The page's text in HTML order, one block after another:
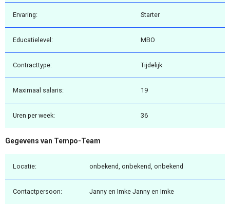
Ervaring: Starter
Educatielevel: MBO
Contracttype: Tijdelijk
Maximaal salaris: 19
Uren per week: 36
Gegevens van Tempo-Team
Locatie: onbekend, onbekend, onbekend
Contactpersoon: Janny en Imke Janny en Imke